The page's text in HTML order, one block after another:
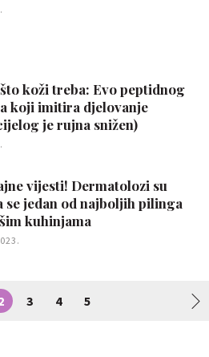
koži treba: Evo peptidnog
koji imitira djelovanje
je rujna snižen)
vijesti! Dermatolozi su
jedan od najboljih pilinga
kuhinjama
3 4 5